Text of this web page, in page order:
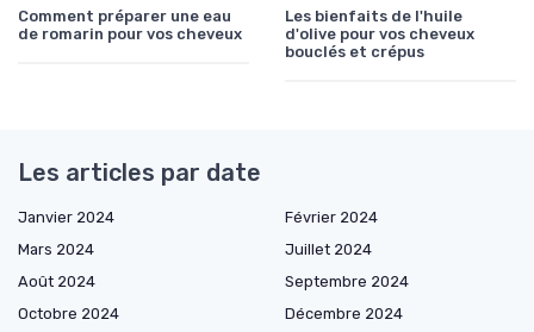
Comment préparer une eau
de romarin pour vos cheveux
Les bienfaits de l'huile
d'olive pour vos cheveux
bouclés et crépus
Les articles par date
Janvier 2024
Février 2024
Mars 2024
Juillet 2024
Août 2024
Septembre 2024
Octobre 2024
Décembre 2024